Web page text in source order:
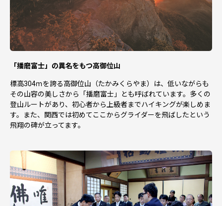
「播磨富士」の異名をもつ高御位山
標高304ｍを誇る高御位山（たかみくらやま）は、低いながらも
その山容の美しさから「播磨富士」とも呼ばれています。多くの
登山ルートがあり、初心者から上級者までハイキングが楽しめま
す。また、関西では初めてここからグライダーを飛ばしたという
飛翔の碑が立ってます。